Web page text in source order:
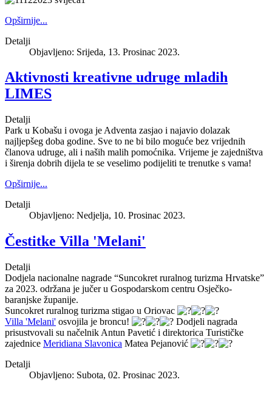
Opširnije...
Detalji
Objavljeno: Srijeda, 13. Prosinac 2023.
Aktivnosti kreativne udruge mladih
LIMES
Detalji
Park u Kobašu i ovoga je Adventa zasjao i najavio dolazak
najljepšeg doba godine. Sve to ne bi bilo moguće bez vrijednih
članova udruge, ali i naših malih pomoćnika. Vrijeme je zajedništva
i širenja dobrih dijela te se veselimo podijeliti te trenutke s vama!
Opširnije...
Detalji
Objavljeno: Nedjelja, 10. Prosinac 2023.
Čestitke Villa 'Melani'
Detalji
Dodjela nacionalne nagrade “Suncokret ruralnog turizma Hrvatske”
za 2023. održana je jučer u Gospodarskom centru Osječko-
baranjske županije.
Suncokret ruralnog turizma stigao u Oriovac
Villa 'Melani' osvojila je broncu!
Dodjeli nagrada
prisustvovali su načelnik Antun Pavetić i direktorica Turističke
zajednice Meridiana Slavonica Matea Pejanović
Detalji
Objavljeno: Subota, 02. Prosinac 2023.